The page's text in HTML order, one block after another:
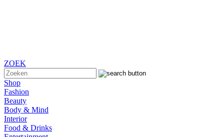
ZOEK
Shop
Fashion
Beauty
Body & Mind
Interior
Food & Drinks